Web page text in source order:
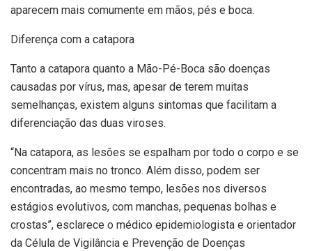
aparecem mais comumente em mãos, pés e boca.
Diferença com a catapora
Tanto a catapora quanto a Mão-Pé-Boca são doenças
causadas por vírus, mas, apesar de terem muitas
semelhanças, existem alguns sintomas que facilitam a
diferenciação das duas viroses.
“Na catapora, as lesões se espalham por todo o corpo e se
concentram mais no tronco. Além disso, podem ser
encontradas, ao mesmo tempo, lesões nos diversos
estágios evolutivos, com manchas, pequenas bolhas e
crostas”, esclarece o médico epidemiologista e orientador
da Célula de Vigilância e Prevenção de Doenças